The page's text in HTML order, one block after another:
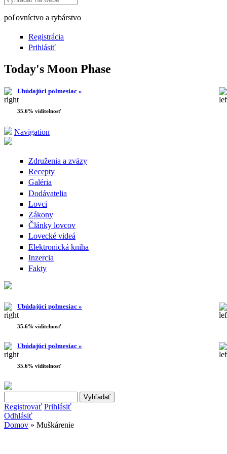
poľovníctvo a rybárstvo
Registrácia
Prihlásiť
Today's Moon Phase
Ubúdajúci polmesiac »
35.6% viditelnosť
Navigation
Združenia a zväzy
Recepty
Galéria
Dodávatelia
Lovci
Zákony
Články lovcov
Lovecké videá
Elektronická kniha
Inzercia
Fakty
Ubúdajúci polmesiac »
35.6% viditelnosť
Ubúdajúci polmesiac »
35.6% viditelnosť
Vyhľadávanie
Registrovať Prihlásiť
Odhlásiť
Domov » Muškárenie